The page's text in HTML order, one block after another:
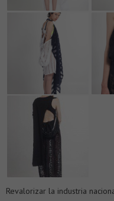
Revalorizar la industria